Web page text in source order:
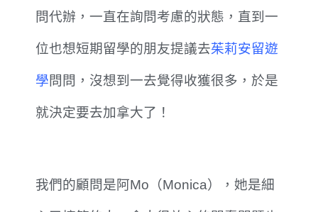
問代辦，一直在詢問考慮的狀態，直到一
位也想短期留學的朋友提議去茱莉安留遊
學問問，沒想到一去覺得收獲很多，於是
就決定要去加拿大了！
我們的顧問是阿Mo（Monica），她是細